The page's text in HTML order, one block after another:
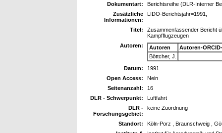
Dokumentart:
Berichtsreihe (DLR-Interner
Zusätzliche
Informationen:
LIDO-Berichtsjahr=1991,
Titel:
Zusammenfassender Bericht
Kampfflugzeugen
Autoren:
Autoren
Autoren-
Böttcher, J.
Datum:
1991
Open Access:
Nein
Seitenanzahl:
16
DLR - Schwerpunkt:
Luftfahrt
DLR -
Forschungsgebiet:
keine Zuordnung
Standort:
Köln-Porz , Braunschweig ,